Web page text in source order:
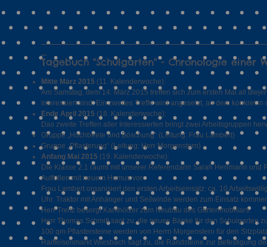
Tagebuch "Schulgarten" - Chronologie einer
Mitte März 2015 (11. Kalenderwoche):
Am Samstag, dem 14. März 2015 treffen sich zum ersten Mal all
interessiert sind. Ein zweites Treffe wird angesetzt, an dem konkret
Ende April 2015 (18. Kalenderwoche):
Das zweite Treffen aller Interessierten bringt zwei Arbeitsgruppen
Gruppe „Hochbeete und Böschung“ (Leitung: Frau Lambert)
Gruppe „Pflasterung“ (Leitung: Herr Morgenstern)
Anfang Mai 2015 (19. Kalenderwoche):
Die Klasse 2.1 räumt mit unserer Referendarin Sarah Herrmann
Auffüllen mit neuem Humus vor.
Frau Lambert organisiert den ersten Arbeitseinsatz: ca. 10
Uhr. Traktor mit Anhänger und Seilwinde werden zum Einsatz
Herr Treitz besorgt Kanthölzer zum Neubau des Gartenmobiliars.
Herr Thomas Schmitt sagt zu, die neuen Bänke für den Schulgarten
100 qm Pflastersteine werden von Herrn Morgenstern für den
Raiffeisenmarkt Wiesbach sagt zu, die Randsteine zur Befestigung